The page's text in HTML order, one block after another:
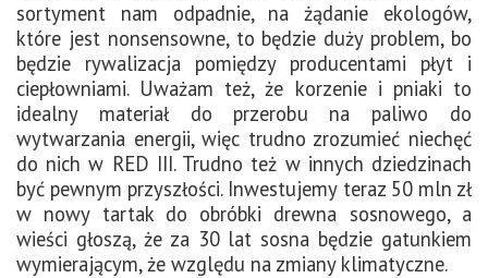
sortyment nam odpadnie, na żądanie ekologów,
które jest nonsensowne, to będzie duży problem, bo
będzie rywalizacja pomiędzy producentami płyt i
ciepłowniami. Uważam też, że korzenie i pniaki to
idealny materiał do przerobu na paliwo do
wytwarzania energii, więc trudno zrozumieć niechęć
do nich w RED III. Trudno też w innych dziedzinach
być pewnym przyszłości. Inwestujemy teraz 50 mln zł
w nowy tartak do obróbki drewna sosnowego, a
wieści głoszą, że za 30 lat sosna będzie gatunkiem
wymierającym, że względu na zmiany klimatyczne.